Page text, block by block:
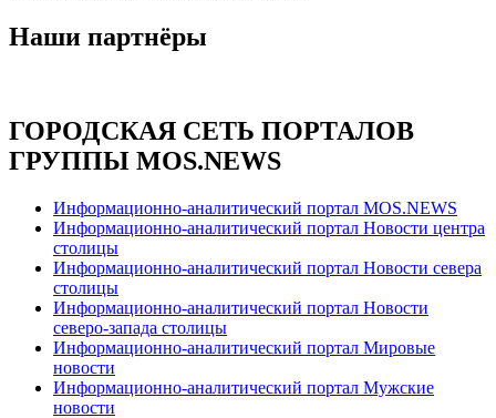
Наши партнёры
ГОРОДСКАЯ СЕТЬ ПОРТАЛОВ
ГРУППЫ MOS.NEWS
Информационно-аналитический портал MOS.NEWS
Информационно-аналитический портал Новости центра
столицы
Информационно-аналитический портал Новости севера
столицы
Информационно-аналитический портал Новости
северо-запада столицы
Информационно-аналитический портал Мировые
новости
Информационно-аналитический портал Мужские
новости